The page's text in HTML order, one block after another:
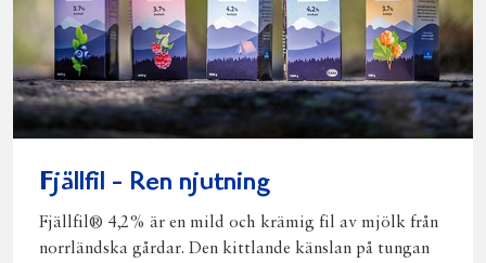
Fjällfil - Ren njutning
Fjällfil® 4,2% är en mild och krämig fil av mjölk från
norrländska gårdar. Den kittlande känslan på tungan